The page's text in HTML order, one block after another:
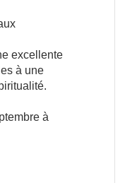
excellente
à une
à